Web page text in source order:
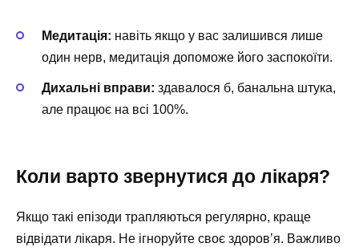
Медитація: навіть якщо у вас залишився лише
один нерв, медитація допоможе його заспокоїти.
Дихальні вправи: здавалося б, банальна штука,
але працює на всі 100%.
Коли варто звернутися до лікаря?
Якщо такі епізоди трапляються регулярно, краще
відвідати лікаря. Не ігноруйте своє здоров’я. Важливо